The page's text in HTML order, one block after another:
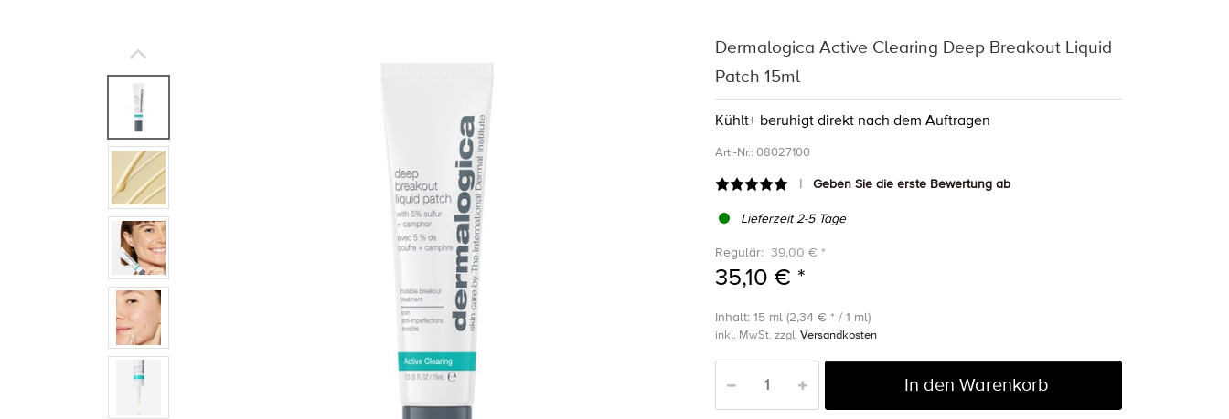
Dermalogica Active Clearing Deep Breakout Liquid
Patch 15ml
Kühlt+ beruhigt direkt nach dem Auftragen
Art.-Nr.: 08027100
Geben Sie die erste Bewertung ab
Lieferzeit 2-5 Tage
Regulär: 39,00 € *
35,10 € *
Inhalt: 15 ml (2,34 € * / 1 ml)
inkl. MwSt. zzgl. Versandkosten
In den Warenkorb